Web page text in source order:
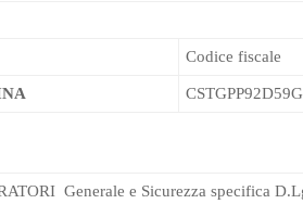
Codice fiscale
Generale e Sicurezza specifica